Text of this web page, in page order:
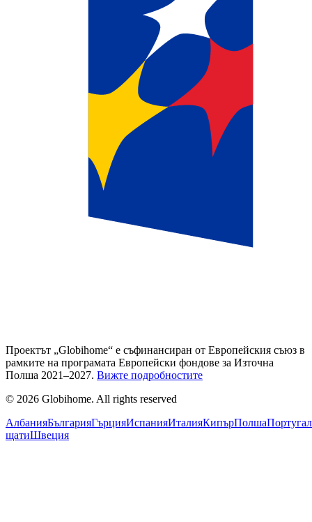
Проектът „Globihome“ е съфинансиран от Европейския съюз в
рамките на програмата Европейски фондове за Източна
Полша 2021–2027. Вижте подробностите
© 2026 Globihome. All rights reserved
АлбанияБългарияГърцияИспанияИталияКипърПолша
щатиШвеция